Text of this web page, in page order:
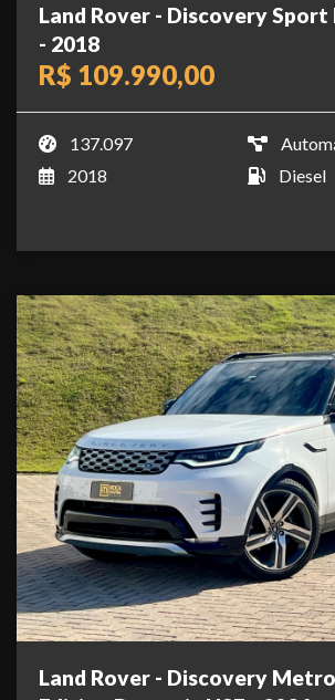
Land Rover - Discovery Sport
- 2018
R$ 109.990,00
137.097
2018
Diesel
Land Rover - Discovery